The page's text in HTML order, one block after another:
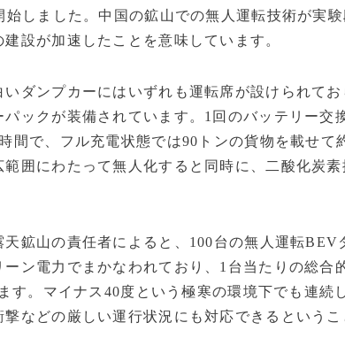
しました。中国の鉱山での無人運転技術が実
設が加速したことを意味しています。
ダンプカーにはいずれも運転席が設けられてお
ックが装備されています。1回のバッテリー交
間で、フル充電状態では90トンの貨物を載せて
囲にわたって無人化すると同時に、二酸化炭
鉱山の責任者によると、100台の無人運転BEV
ン電力でまかなわれており、1台当たりの総合
す。マイナス40度という極寒の環境下でも連続
などの厳しい運行状況にも対応できるというこ